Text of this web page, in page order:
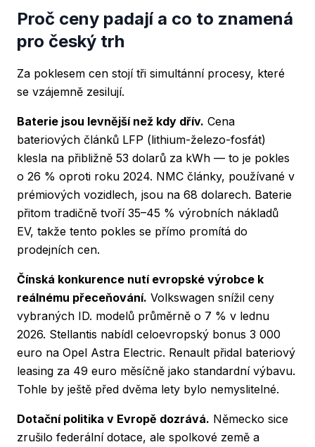
Proč ceny padají a co to znamená
pro český trh
Za poklesem cen stojí tři simultánní procesy, které
se vzájemně zesilují.
Baterie jsou levnější než kdy dřív. Cena
bateriových článků LFP (lithium-železo-fosfát)
klesla na přibližně 53 dolarů za kWh — to je pokles
o 26 % oproti roku 2024. NMC články, používané v
prémiových vozidlech, jsou na 68 dolarech. Baterie
přitom tradičně tvoří 35–45 % výrobních nákladů
EV, takže tento pokles se přímo promítá do
prodejních cen.
Čínská konkurence nutí evropské výrobce k
reálnému přeceňování. Volkswagen snížil ceny
vybraných ID. modelů průměrně o 7 % v lednu
2026. Stellantis nabídl celoevropský bonus 3 000
euro na Opel Astra Electric. Renault přidal bateriový
leasing za 49 euro měsíčně jako standardní výbavu.
Tohle by ještě před dvěma lety bylo nemyslitelné.
Dotační politika v Evropě dozrává. Německo sice
zrušilo federální dotace, ale spolkové země a